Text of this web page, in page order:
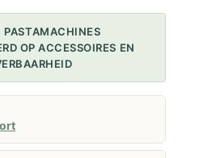
PASTAMACHINES
OP ACCESSOIRES EN